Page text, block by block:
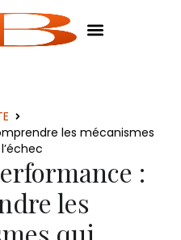
les mécanismes
:
les